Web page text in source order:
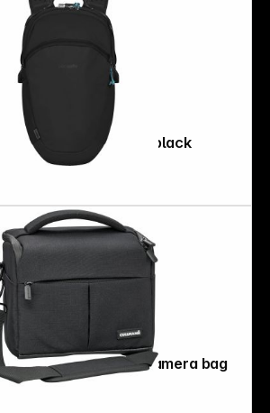
Pacsafe Eco 18L Backpack ECONYL® black
Cullmann Malaga Maxima 120 black Camera bag